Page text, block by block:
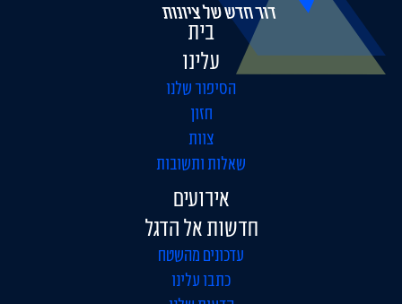
בית
עלינו
הסיפור שלנו
חזון
צוות
שאלות ותשובות
אירועים
חדשות אל הדגל
עדכונים מהשטח
כתבו עלינו